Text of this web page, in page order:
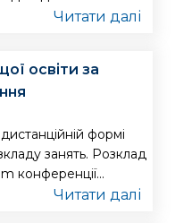
Читати далі
освіти за
формі
занять. Розклад
конференції...
Читати далі